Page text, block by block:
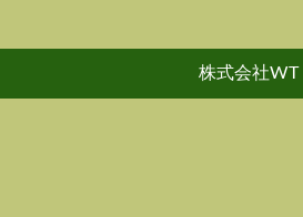
株式会社WT